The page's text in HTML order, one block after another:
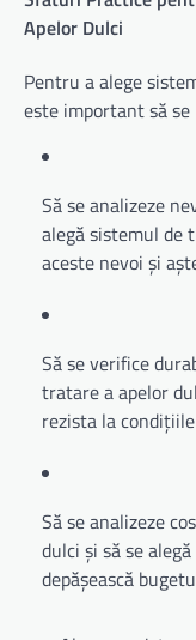
Apelor Dulci
Pentru a alege
este important să
Să se analizeze
alegă sistemul de
aceste nevoi și
Să se verifice
tratare a apelor
rezista la
Să se analizeze
dulci și să se
depășească